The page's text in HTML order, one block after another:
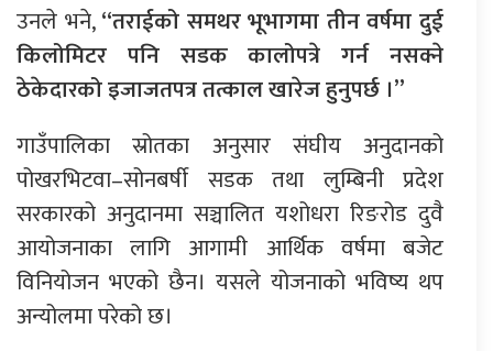
उनले भने,“तराईको समथर भूभागमा तीन वर्षमा दुई
किलोमिटर पनि सडक कालोपत्रे गर्न नसक्ने
ठेकेदारको इजाजतपत्र तत्काल खारेज हुनुपर्छ ।”
गाउँपालिका स्रोतका अनुसार संघीय अनुदानको
पोखरभिटवा–सोनबर्षी सडक तथा लुम्बिनी प्रदेश
सरकारको अनुदानमा सञ्चालित यशोधरा रिङरोड दुवै
आयोजनाका लागि आगामी आर्थिक वर्षमा बजेट
विनियोजन भएको छैन। यसले योजनाको भविष्य थप
अन्योलमा परेको छ।